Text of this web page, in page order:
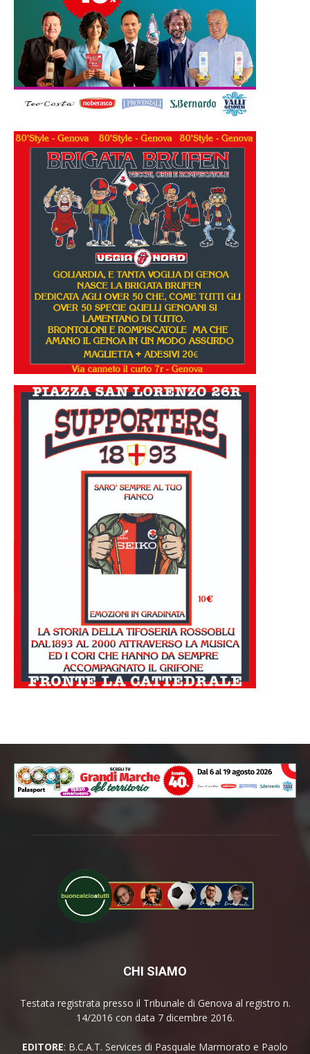
CHI SIAMO
Testata registrata presso il Tribunale di Genova al registro n.
14/2016 con data 7 dicembre 2016.
EDITORE: B.C.A.T. Services di Pasquale Marmorato e Paolo